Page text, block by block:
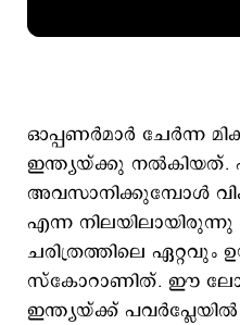
ഓപ്പണർമാർ ചേർന്ന
ഇന്ത്യയ്ക്കു നൽകിയത്.
അവസാനിക്കുമ്പോൾ
എന്ന നിലയിലായിരുന്നു
ചരിത്രത്തിലെ ഏറ്റവും
സ്കോറാണിത്. ഈ
ഇന്ത്യയ്ക്ക് പവർപ്ലേയിൽ